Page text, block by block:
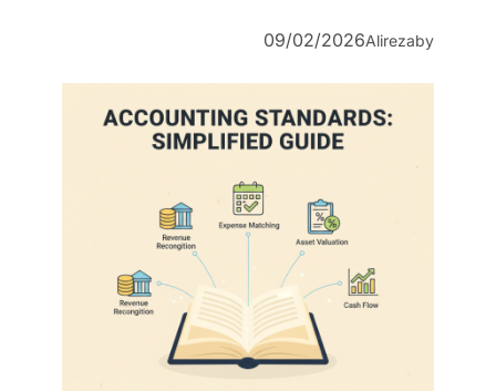
by
Alireza
09/02/2026